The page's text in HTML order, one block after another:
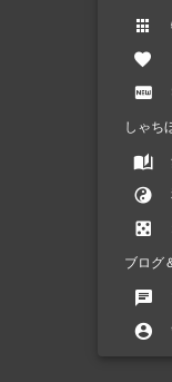
しゃち
ブログ